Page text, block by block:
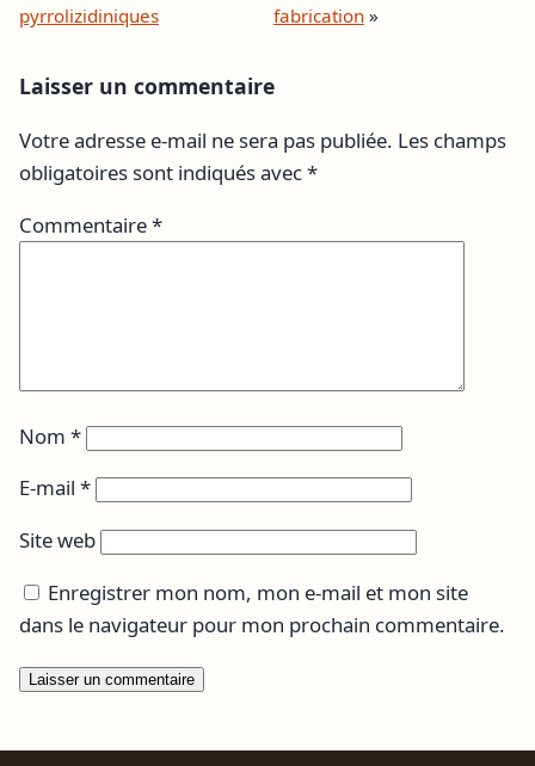
pyrrolizidiniques
fabrication»
Laisser un commentaire
Votre adresse e-mail ne sera pas publiée. Les champs
obligatoires sont indiqués avec*
Commentaire*
Nom *
E-mail *
Site web
Enregistrer mon nom, mon e-mail et mon site
dans le navigateur pour mon prochain commentaire.